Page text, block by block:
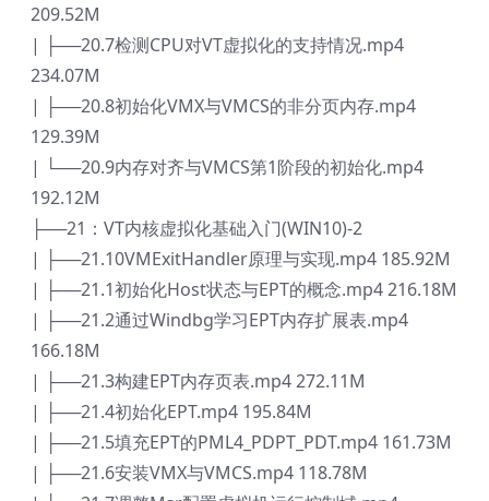
209.52M
| ├──20.7检测CPU对VT虚拟化的支持情况.mp4
234.07M
| ├──20.8初始化VMX与VMCS的非分页内存.mp4
129.39M
| └──20.9内存对齐与VMCS第1阶段的初始化.mp4
192.12M
├──21：VT内核虚拟化基础入门(WIN10)-2
| ├──21.10VMExitHandler原理与实现.mp4 185.92M
| ├──21.1初始化Host状态与EPT的概念.mp4 216.18M
| ├──21.2通过Windbg学习EPT内存扩展表.mp4
166.18M
| ├──21.3构建EPT内存页表.mp4 272.11M
| ├──21.4初始化EPT.mp4 195.84M
| ├──21.5填充EPT的PML4_PDPT_PDT.mp4 161.73M
| ├──21.6安装VMX与VMCS.mp4 118.78M